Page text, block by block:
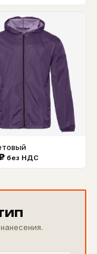
без НДС